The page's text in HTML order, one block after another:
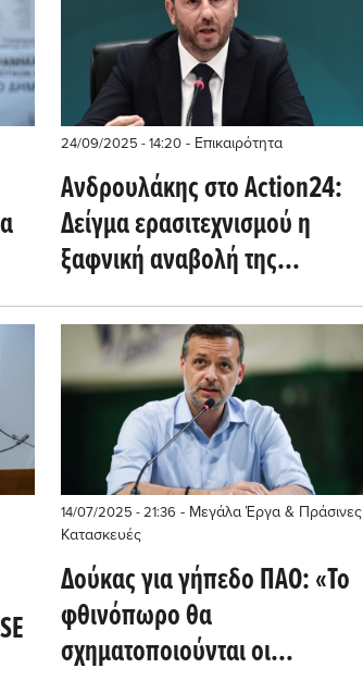
24/09/2025 - 14:20 - Επικαιρότητα
Ανδρουλάκης στο Action24:
Δείγμα ερασιτεχνισμού η
ξαφνική αναβολή της
συνάντησης Erdogan –
Μητσοτάκη (όλη η
συνέντευξη)
14/07/2025 - 21:36 - Μεγάλα Έργα & Πράσινες
Κατασκευές
Δούκας για γήπεδο ΠΑΟ: «Το
φθινόπωρο θα
σχηματοποιούνται οι